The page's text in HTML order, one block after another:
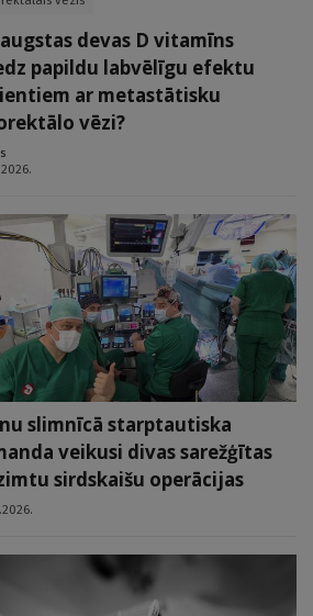
devas D vitamīns
papildu labvēlīgu efektu
ar metastātisku
vēzi?
slimnīcā starptautiska
veikusi divas sarežģītas
sirdskaišu operācijas